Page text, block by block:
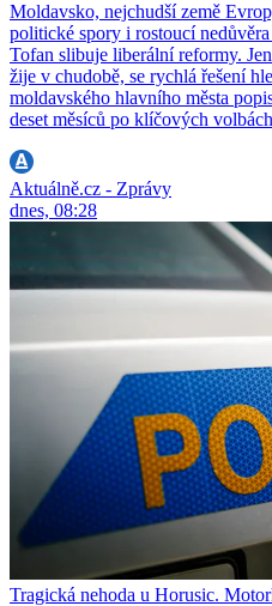
Moldavsko, nejchudší země
politické spory i rostoucí
Tofan slibuje liberální reformy.
žije v chudobě, se rychlá řešení
moldavského hlavního města
deset měsíců po klíčových
Aktuálně.cz - Zprávy
dnes, 08:28
Tragická nehoda u Horusic.